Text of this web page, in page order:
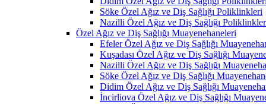
Söke Özel Ağız ve Diş Sağlığı Poliklinkleri
Nazilli Özel Ağız ve Diş Sağlığı
Özel Ağız ve Diş Sağlığı Muayenehaneleri
Efeler Özel Ağız ve Diş Sağlığı
Kuşadası Özel Ağız ve Diş Sağlığı
Nazilli Özel Ağız ve Diş Sağlığı
Söke Özel Ağız ve Diş Sağlığı
Didim Özel Ağız ve Diş Sağlığı
İncirliova Özel Ağız ve Diş Sağlığı